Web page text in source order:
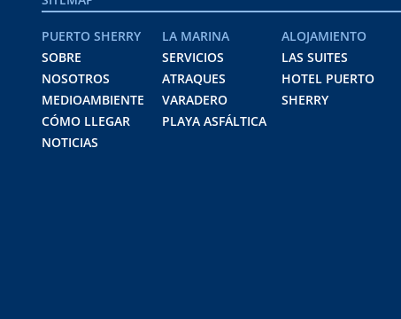
PUERTO SHERRY
SOBRE
NOSOTROS
MEDIOAMBIENTE
CÓMO LLEGAR
NOTICIAS
LA MARINA
SERVICIOS
ATRAQUES
VARADERO
PLAYA ASFÁLTICA
ALOJAMIENTO
LAS SUITES
HOTEL PUERTO
SHERRY